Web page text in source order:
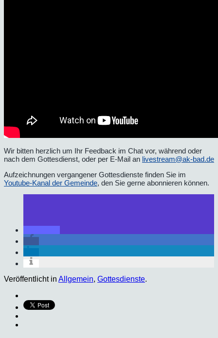
Wir bitten herzlich um Ihr Feedback im Chat vor, während oder
nach dem Gottesdienst, oder per E-Mail an livestream@ak-bad.de
Aufzeichnungen vergangener Gottesdienste finden Sie im
Youtube-Kanal der Gemeinde, den Sie gerne abonnieren können.
Veröffentlicht in Allgemein, Gottesdienste.